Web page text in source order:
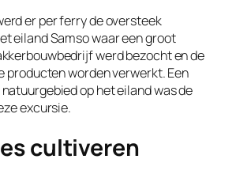
er per ferry de oversteek
eiland Samso waar een groot
werd bezocht en de
producten worden verwerkt. Een
op het eiland was de
excursie.
cultiveren